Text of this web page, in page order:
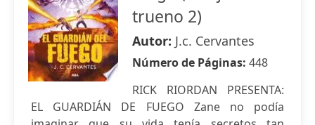
trueno 2)
Autor: J.c. Cervantes
Número de Páginas: 448
RICK RIORDAN PRESENTA:
EL GUARDIÁN DE FUEGO Zane no podía